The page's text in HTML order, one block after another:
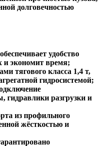
долговечностью
удобство
и экономит время;
тягового класса 1,4 т,
гидросистемой;
гидравлики разгрузки и
из профильного
жёсткостью и